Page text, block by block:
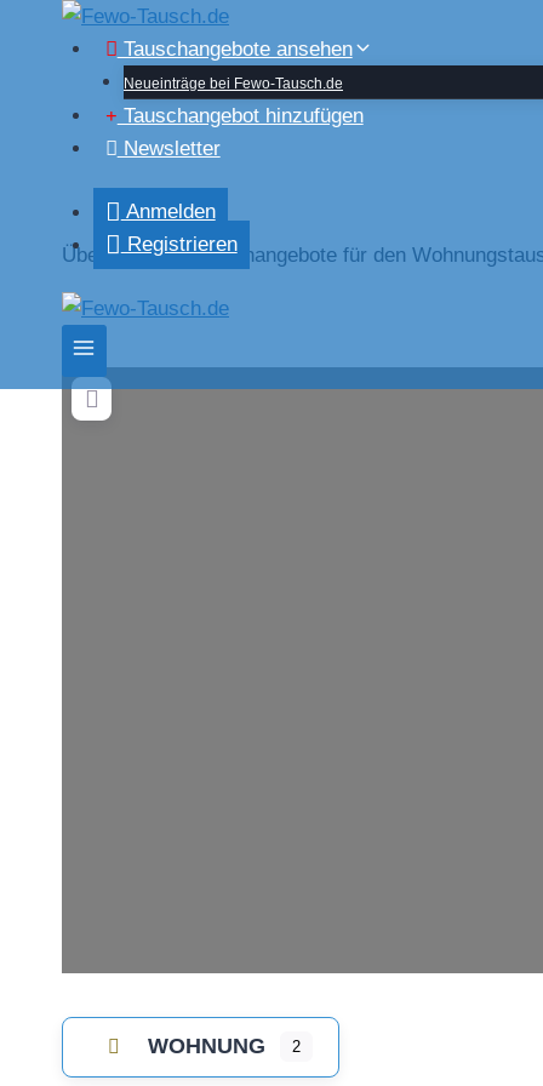
Tauschangebote ansehen
Neueinträge bei Fewo-Tausch.de
Tauschangebot hinzufügen
Newsletter
Anmelden
Registrieren
Übersicht der Tauschangebote für den
WOHNUNG 2